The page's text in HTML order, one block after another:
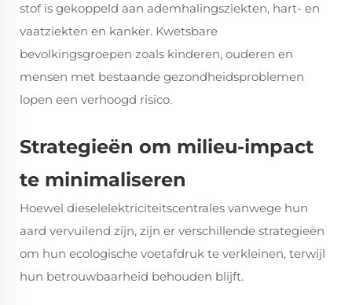
stof is gekoppeld aan ademhalingsziekten, hart- en
vaatziekten en kanker. Kwetsbare
bevolkingsgroepen zoals kinderen, ouderen en
mensen met bestaande gezondheidsproblemen
lopen een verhoogd risico.
Strategieën om milieu-impact
te minimaliseren
Hoewel dieselelektriciteitscentrales vanwege hun
aard vervuilend zijn, zijn er verschillende strategieën
om hun ecologische voetafdruk te verkleinen, terwijl
hun betrouwbaarheid behouden blijft.